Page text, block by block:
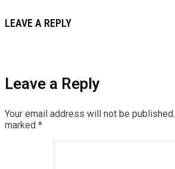
LEAVE A REPLY
Leave a Reply
Your email address will not be published.
marked *